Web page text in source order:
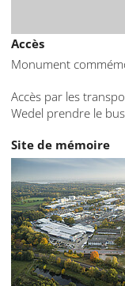
Accès
Monument
Accès par les
Wedel prendre le
Site de mémoire